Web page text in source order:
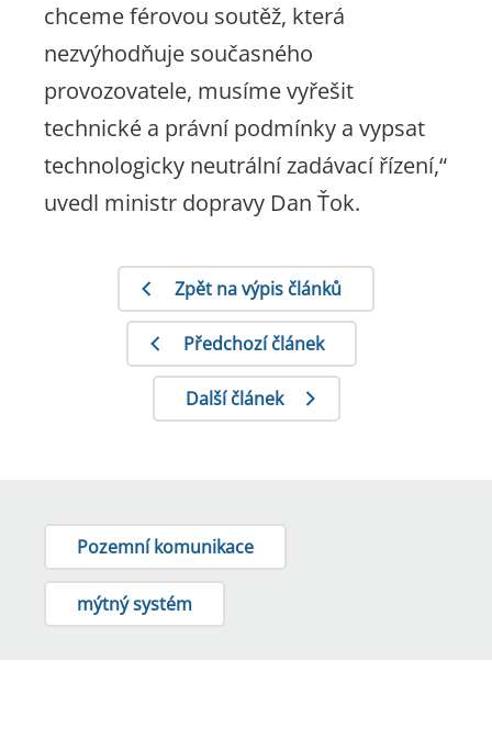
chceme férovou soutěž, která
nezvýhodňuje současného
provozovatele, musíme vyřešit
technické a právní podmínky a vypsat
technologicky neutrální zadávací řízení,“
uvedl ministr dopravy Dan Ťok.
Zpět na výpis článků
Předchozí článek
Další článek
Pozemní komunikace
mýtný systém